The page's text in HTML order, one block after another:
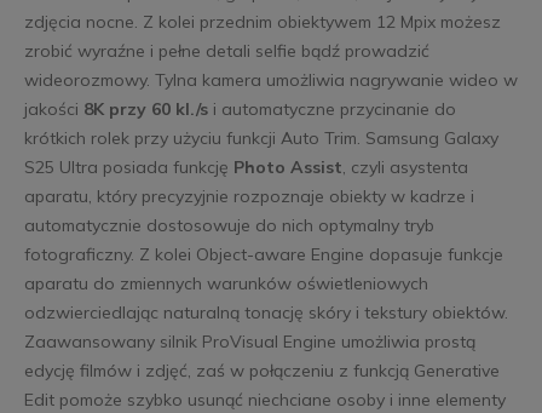
zdjęcia nocne. Z kolei przednim obiektywem 12 Mpix możesz
zrobić wyraźne i pełne detali selfie bądź prowadzić
wideorozmowy. Tylna kamera umożliwia nagrywanie wideo w
jakości 8K przy 60 kl./si automatyczne przycinanie do
krótkich rolek przy użyciu funkcji Auto Trim. Samsung Galaxy
S25 Ultra posiada funkcję Photo Assist, czyli asystenta
aparatu, który precyzyjnie rozpoznaje obiekty w kadrze i
automatycznie dostosowuje do nich optymalny tryb
fotograficzny. Z kolei Object-aware Engine dopasuje funkcje
aparatu do zmiennych warunków oświetleniowych
odzwierciedlając naturalną tonację skóry i tekstury obiektów.
Zaawansowany silnik ProVisual Engine umożliwia prostą
edycję filmów i zdjęć, zaś w połączeniu z funkcją Generative
Edit pomoże szybko usunąć niechciane osoby i inne elementy